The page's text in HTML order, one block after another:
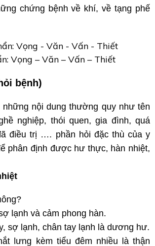
chứng bệnh về khí, về tạng phế
Vọng – Văn – Vấn – Thiết
bệnh)
những nội dung thường quy như tên
nghiệp, thói quen, gia đình, quá
điều trị …. phần hỏi đặc thù của y
phân định được hư thực, hàn nhiệt,
lạnh và cảm phong hàn.
sợ lạnh, chân tay lạnh là dương hư.
lưng kèm tiểu đêm nhiều là thận